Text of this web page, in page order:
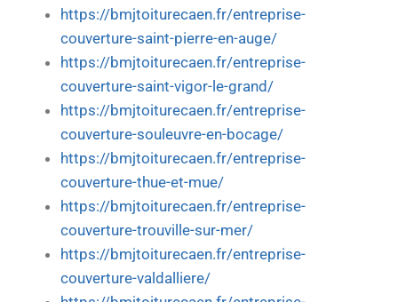
https://bmjtoiturecaen.fr/entreprise-
couverture-saint-pierre-en-auge/
https://bmjtoiturecaen.fr/entreprise-
couverture-saint-vigor-le-grand/
https://bmjtoiturecaen.fr/entreprise-
couverture-souleuvre-en-bocage/
https://bmjtoiturecaen.fr/entreprise-
couverture-thue-et-mue/
https://bmjtoiturecaen.fr/entreprise-
couverture-trouville-sur-mer/
https://bmjtoiturecaen.fr/entreprise-
couverture-valdalliere/